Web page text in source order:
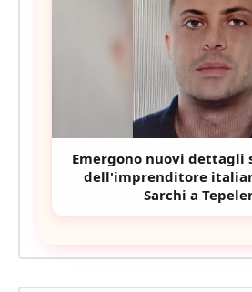
Emergono nuovi dettagli
dell'imprenditore
Sarchi a